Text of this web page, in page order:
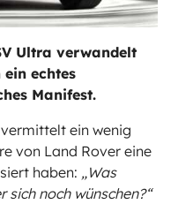
Ultra verwandelt
ein echtes
Manifest.
ein wenig
von Land Rover eine
haben: „Was
noch wünschen?“